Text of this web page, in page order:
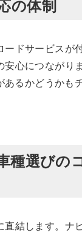
の体制
ードサービスが
安心につながり
あるかどうかも
種選びの
直結します。ナ